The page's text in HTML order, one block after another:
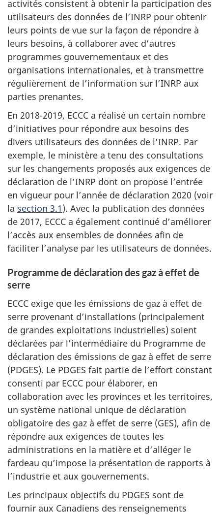
activités consistent à obtenir la participation des
utilisateurs des données de l’INRP pour obtenir
leurs points de vue sur la façon de répondre à
leurs besoins, à collaborer avec d’autres
programmes gouvernementaux et des
organisations internationales, et à transmettre
régulièrement de l’information sur l’INRP aux
parties prenantes.
En 2018-2019, ECCC a réalisé un certain nombre
d’initiatives pour répondre aux besoins des
divers utilisateurs des données de l’INRP. Par
exemple, le ministère a tenu des consultations
sur les changements proposés aux exigences de
déclaration de l’INRP dont on propose l’entrée
en vigueur pour l’année de déclaration 2020 (voir
la section 3.1). Avec la publication des données
de 2017, ECCC a également continué d’améliorer
l’accès aux ensembles de données afin de
faciliter l’analyse par les utilisateurs de données.
Programme de déclaration des gaz à effet de
serre
ECCC exige que les émissions de gaz à effet de
serre provenant d’installations (principalement
de grandes exploitations industrielles) soient
déclarées par l’intermédiaire du Programme de
déclaration des émissions de gaz à effet de serre
(PDGES). Le PDGES fait partie de l’effort constant
consenti par ECCC pour élaborer, en
collaboration avec les provinces et les territoires,
un système national unique de déclaration
obligatoire des gaz à effet de serre (GES), afin de
répondre aux exigences de toutes les
administrations en la matière et d’alléger le
fardeau qu’impose la présentation de rapports à
l’industrie et aux gouvernements.
Les principaux objectifs du PDGES sont de
fournir aux Canadiens des renseignements